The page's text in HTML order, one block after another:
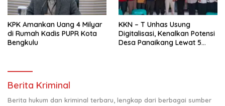
KPK Amankan Uang 4 Milyar
di Rumah Kadis PUPR Kota
Bengkulu
KKN – T Unhas Usung
Digitalisasi, Kenalkan Potensi
Desa Panaikang Lewat 5
Berita Kriminal
Berita hukum dan kriminal terbaru, lengkap dari berbagai sumber